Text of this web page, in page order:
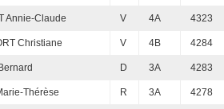
Annie-Claude V 4A 4323
Christiane V 4B 4284
D 3A 4283
Thérèse R 3A 4278